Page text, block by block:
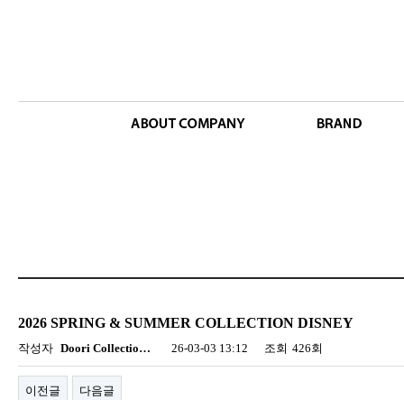
2026 SPRING & SUMMER COLLECTION DISNEY
작성자 Doori Collectio… 26-03-03 13:12 조회 426회
이전글 다음글